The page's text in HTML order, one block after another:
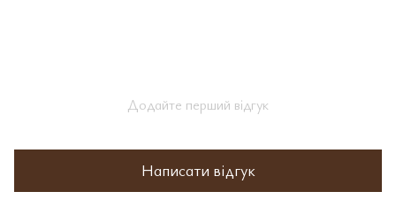
Додайте перший відгук
Написати відгук